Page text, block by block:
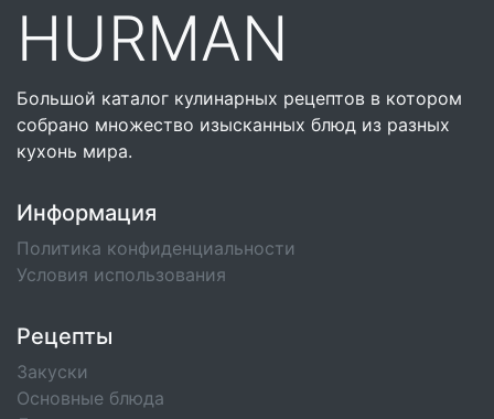
HURMAN
Большой каталог кулинарных рецептов в котором
собрано множество изысканных блюд из разных
кухонь мира.
Информация
Политика конфиденциальности
Условия использования
Рецепты
Закуски
Основные блюда